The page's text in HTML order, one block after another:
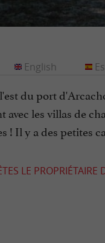
du port
avec les villas de
! Il y a des petites
LE PROPRIÉTAIRE
English